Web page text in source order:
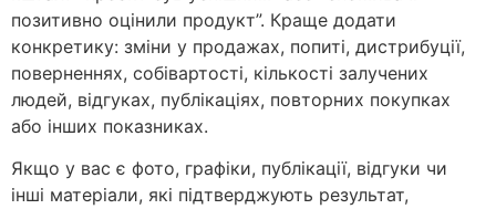
позитивно оцінили продукт”. Краще додати
конкретику: зміни у продажах, попиті, дистрибуції,
поверненнях, собівартості, кількості залучених
людей, відгуках, публікаціях, повторних покупках
або інших показниках.
Якщо у вас є фото, графіки, публікації, відгуки чи
інші матеріали, які підтверджують результат,